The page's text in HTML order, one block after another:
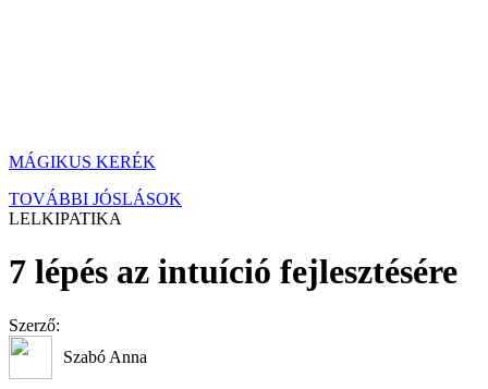
MÁGIKUS KERÉK
TOVÁBBI JÓSLÁSOK
LELKIPATIKA
7 lépés az intuíció fejlesztésére
Szerző:
Szabó Anna